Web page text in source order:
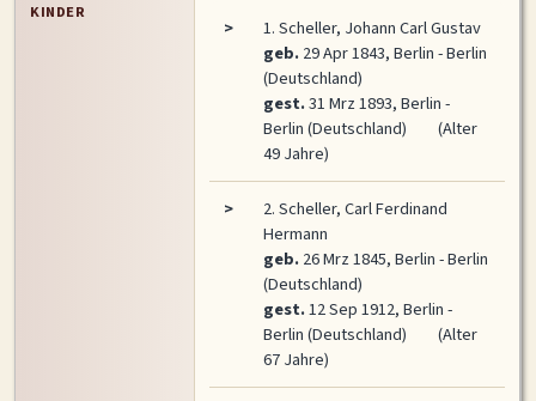
KINDER
> 1.Scheller, Johann Carl Gustav
geb.29 Apr 1843, Berlin - Berlin
(Deutschland)
gest.31 Mrz 1893, Berlin -
Berlin (Deutschland)
(Alter
49 Jahre)
> 2.Scheller, Carl Ferdinand
Hermann
geb.26 Mrz 1845, Berlin - Berlin
(Deutschland)
gest.12 Sep 1912, Berlin -
Berlin (Deutschland)
(Alter
67 Jahre)